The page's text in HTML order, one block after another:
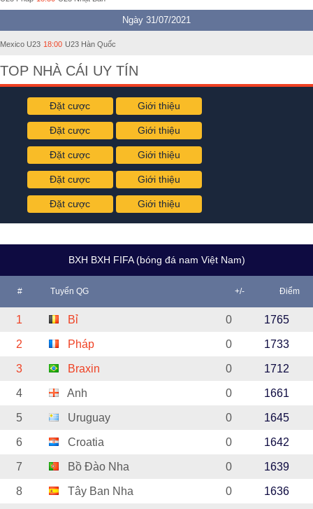
Ngày 31/07/2021
Mexico U23 18:00 U23 Hàn Quốc
TOP NHÀ CÁI UY TÍN
Đặt cược Giới thiệu
Đặt cược Giới thiệu
Đặt cược Giới thiệu
Đặt cược Giới thiệu
Đặt cược Giới thiệu
BXH BXH FIFA (bóng đá nam Việt Nam)
# Tuyển QG +/- Điểm
1 Bỉ 0 1765
2 Pháp 0 1733
3 Braxin 0 1712
4 Anh 0 1661
5 Uruguay 0 1645
6 Croatia 0 1642
7 Bồ Đào Nha 0 1639
8 Tây Ban Nha 0 1636